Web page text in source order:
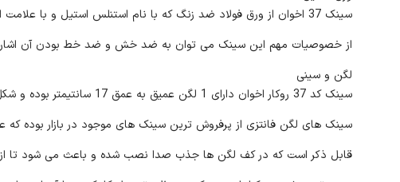
سینک 37 اخوان از ورق فولاد ضد زنگ که با نام استنلس استیل و با علامت اختصاری AS304 در بازار شناخته می شود ساخته شده که ضخامت ورق آن به 0.8 میلیمتر می رسد.
از خصوصیات مهم این سینک می توان به ضد خش و ضد خط بودن آن
لگن و سینی
سینک کد 37 روکار اخوان دارای 1 لگن عمیق به عمق 17 سانتیمتر بوده و شکل هندسی آن فانتزی می باشد.
سینک های لگن فانتزی از پرفروش ترین سینک های موجود در بازار بوده که
قابل ذکر است که در کف لگن ها جذب صدا نصب شده و باعث می شود تا